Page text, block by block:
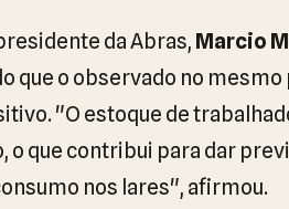
da Abras, Marcio
que o observado no
"O estoque de
o que contribui para dar
nos lares", afirmou.